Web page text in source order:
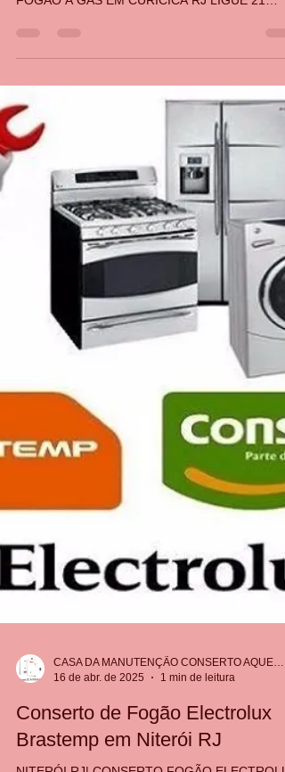
FOGÃO A GÁS EM CURICICA RJ LIGUE 21
TIROL, 232,, JACAREPAGUÁ A CASA DA
MANUTENÇÃO OFERE: Conserto de Fogão a
Gás no RJ Conserto de Fogão em Jacarepaguá
Conserto de Fogão no RJ Conserto de Fogão em
Curicica Jacarepaguá Manutenção de Fogão
Jacarepaguá Conserto de fogão brastemp,
consul, electrolux, dako, ge, bosch, atlas, esm
16 de abr. de 2025
1 min de leitura